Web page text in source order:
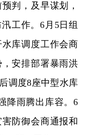
判，及早谋划，
工作。6月5日组
库调度工作会商
安排部署暴雨洪
调度8座中型水库
降雨腾出库容。6
防御会商通报和